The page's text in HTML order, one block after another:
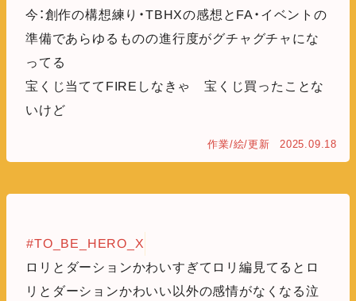
今：創作の構想練り・TBHXの感想とFA・イベントの
準備であらゆるものの進行度がグチャグチャにな
ってる
宝くじ当ててFIREしなきゃ 宝くじ買ったことな
いけど
作業/絵/更新 2025.09.18
#TO_BE_HERO_X
ロリとダーションかわいすぎてロリ編見てるとロ
リとダーションかわいい以外の感情がなくなる泣